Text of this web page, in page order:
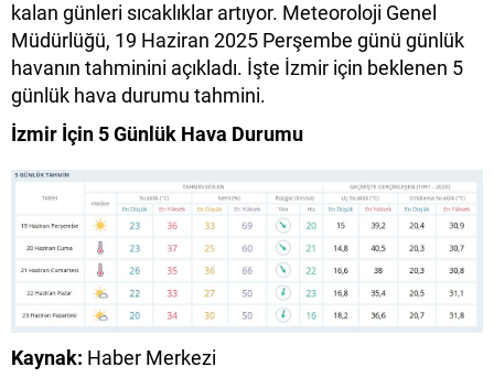
kalan günleri sıcaklıklar artıyor. Meteoroloji Genel
Müdürlüğü, 19 Haziran 2025 Perşembe günü günlük
havanın tahminini açıkladı. İşte İzmir için beklenen 5
günlük hava durumu tahmini.
İzmir İçin 5 Günlük Hava Durumu
Kaynak: Haber Merkezi